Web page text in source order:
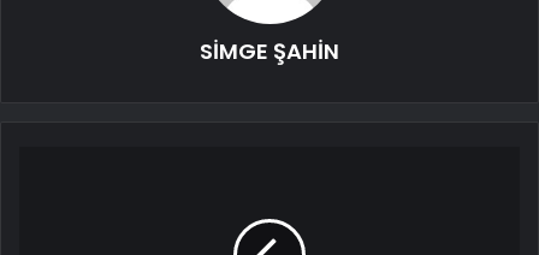
SİMGE ŞAHİN